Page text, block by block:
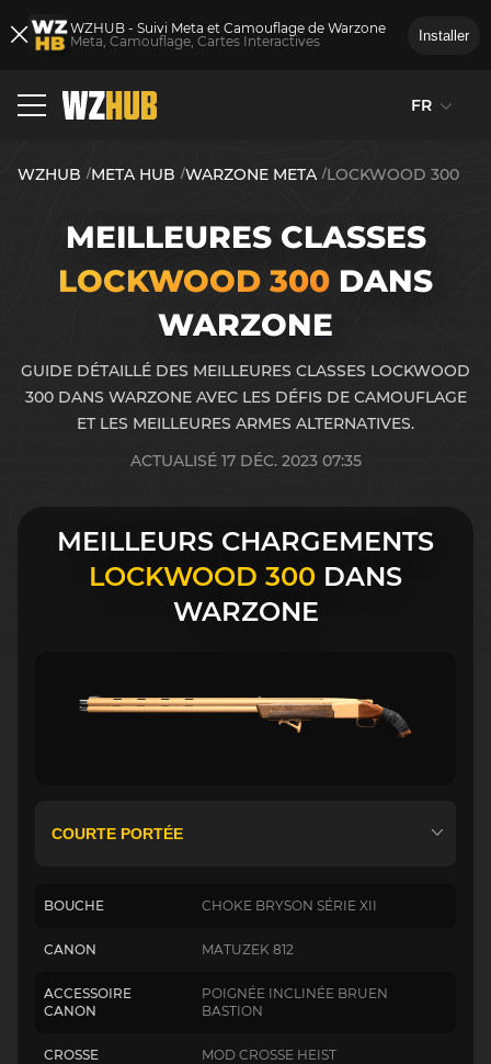
WZHUB - Suivi Meta et Camouflage de Warzone
Meta, Camouflage, Cartes Interactives
Installer
FR
WZHUB META HUB WARZONE META LOCKWOOD 300
MEILLEURES CLASSES
LOCKWOOD 300 DANS
WARZONE
GUIDE DÉTAILLÉ DES MEILLEURES CLASSES LOCKWOOD
300 DANS WARZONE AVEC LES DÉFIS DE CAMOUFLAGE
ET LES MEILLEURES ARMES ALTERNATIVES.
ACTUALISÉ 17 DÉC. 2023 07:35
MEILLEURS CHARGEMENTS
LOCKWOOD 300 DANS
WARZONE
BOUCHE CHOKE BRYSON SÉRIE XII
CANON MATUZEK 812
ACCESSOIRE
CANON
POIGNÉE INCLINÉE BRUEN
BASTION
CROSSE MOD CROSSE HEIST